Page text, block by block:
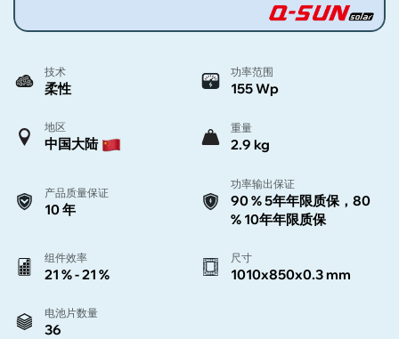
技术
柔性
功率范围
155 Wp
地区
中国大陆
重量
2.9 kg
产品质量保证
10 年
功率输出保证
90 % 5年年限质保，80
% 10年年限质保
组件效率
21 % - 21 %
尺寸
1010x850x0.3 mm
电池片数量
36